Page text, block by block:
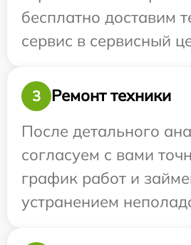
бесплатно доставим
сервис в сервисный
3
Ремонт техники
После детального
согласуем с вами
график работ и
устранением